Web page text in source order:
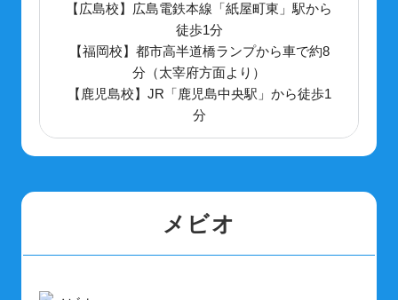
【広島校】広島電鉄本線「紙屋町東」駅から
徒歩1分
【福岡校】都市高半道橋ランプから車で約8
分（太宰府方面より）
【鹿児島校】JR「鹿児島中央駅」から徒歩1
分
メビオ